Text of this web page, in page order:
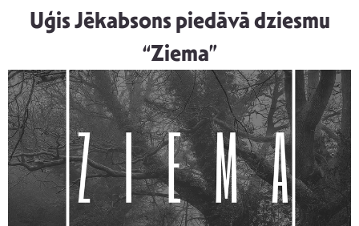
Uģis Jēkabsons piedāvā dziesmu
“Ziema”